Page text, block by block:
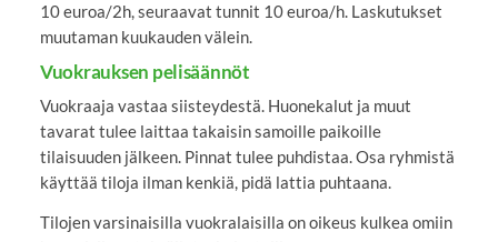
10 euroa/2h, seuraavat tunnit 10 euroa/h. Laskutukset
muutaman kuukauden välein.
Vuokrauksen pelisäännöt
Vuokraaja vastaa siisteydestä. Huonekalut ja muut
tavarat tulee laittaa takaisin samoille paikoille
tilaisuuden jälkeen. Pinnat tulee puhdistaa. Osa ryhmistä
käyttää tiloja ilman kenkiä, pidä lattia puhtaana.
Tilojen varsinaisilla vuokralaisilla on oikeus kulkea omiin